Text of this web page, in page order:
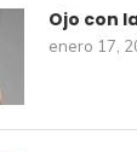
Ojo con
enero 17,